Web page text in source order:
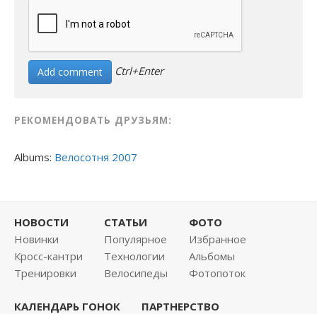
Ctrl+Enter
РЕКОМЕНДОВАТЬ ДРУЗЬЯМ:
Albums: Велосотня 2007
НОВОСТИ
Новинки
Кросс-кантри
Тренировки
СТАТЬИ
Популярное
Технологии
Велосипеды
ФОТО
Избранное
Альбомы
Фотопоток
КАЛЕНДАРЬ ГОНОК
ПАРТНЕРСТВО